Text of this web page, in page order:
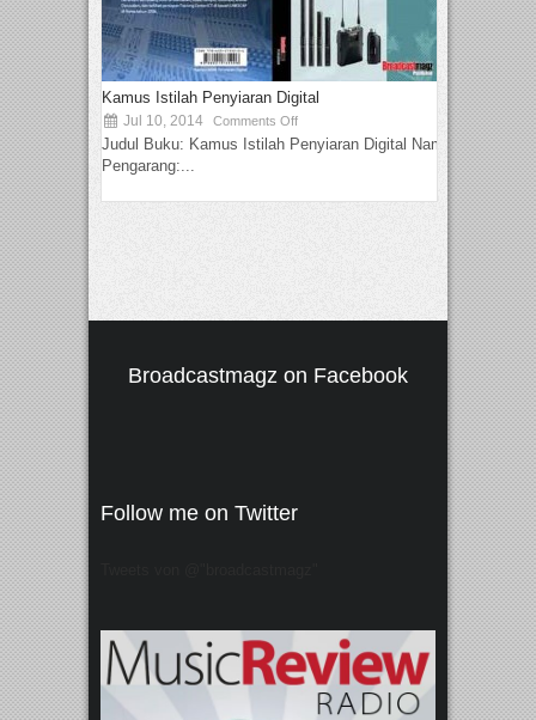
Kamus Istilah Penyiaran Digital
Jul 10, 2014 Comments Off
Judul Buku: Kamus Istilah Penyiaran Digital Nama
Pengarang:...
Broadcastmagz on Facebook
Follow me on Twitter